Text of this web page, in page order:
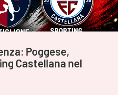
Poggese,
Castellana nel